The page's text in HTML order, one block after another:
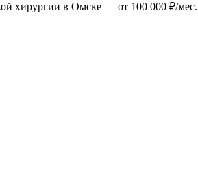
хирургии в Омске — от 100 000 ₽/